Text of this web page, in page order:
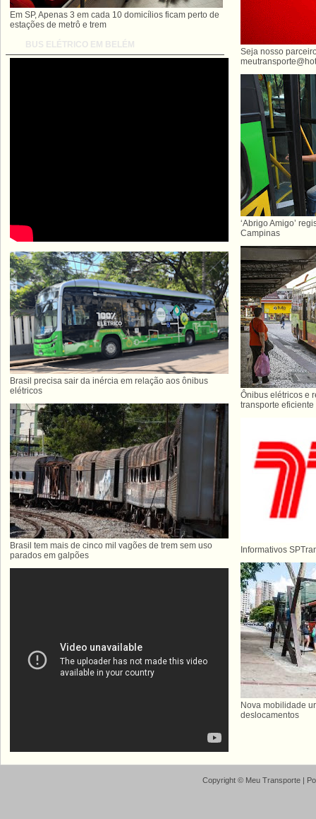
Em SP, Apenas 3 em cada 10 domicílios ficam perto de
estações de metrô e trem
BUS ELÉTRICO EM BELÉM
Brasil precisa sair da inércia em relação aos ônibus
elétricos
Brasil tem mais de cinco mil vagões de trem sem uso
parados em galpões
Seja nosso
‘Abrigo Amigo’
Campinas
Ônibus elétricos e
transporte
Informativos
Nova mobilidade
deslocamentos
Copyright © Meu Transporte |